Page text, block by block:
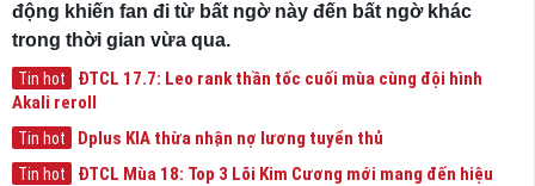
động khiến fan đi từ bất ngờ này đến bất ngờ khác
trong thời gian vừa qua.
Tin hot
ĐTCL 17.7: Leo rank thần tốc cuối mùa cùng đội hình
Akali reroll
Tin hot Dplus KIA thừa nhận nợ lương tuyển thủ
Tin hot
ĐTCL Mùa 18: Top 3 Lõi Kim Cương mới mang đến hiệu